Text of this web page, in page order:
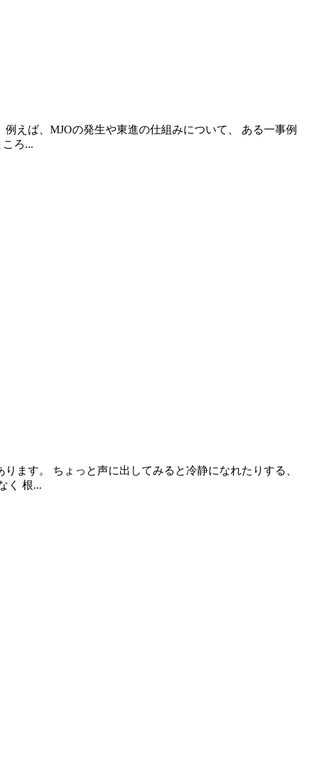
えば、MJOの発生や東進の仕組みについて、 ある一事例
ろ...
ます。 ちょっと声に出してみると冷静になれたりする、
く 根...